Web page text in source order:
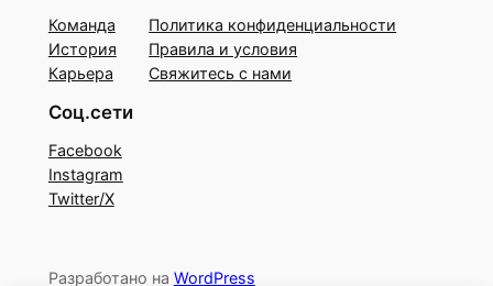
Команда
История
Карьера
Политика конфиденциальности
Правила и условия
Свяжитесь с нами
Соц.сети
Facebook
Instagram
Twitter/X
Разработано на WordPress